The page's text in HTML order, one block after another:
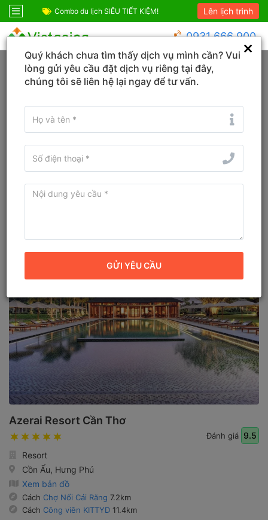
Combo du lịch SIÊU TIẾT KIỆM! Combo Phú Quốc
Lên lịch trình
0931 666 900
Trang chủ Cần Thơ Hưng Phú
Tìm khách sạn ở gần đây
Bản đồ
Cần Thơ
Azerai Resort Cần Thơ
Đánh giá 9.5
Resort
Cồn Ấu, Hưng Phú
Xem bản đồ
Cách Chợ Nổi Cái Răng 7.2km
Cách Công viên KITTYD 11.4km
Quý khách chưa tìm thấy dịch vụ mình cần? Vui
lòng gửi yêu cầu đặt dịch vụ riêng tại đây,
chúng tôi sẽ liên hệ lại ngay để tư vấn.